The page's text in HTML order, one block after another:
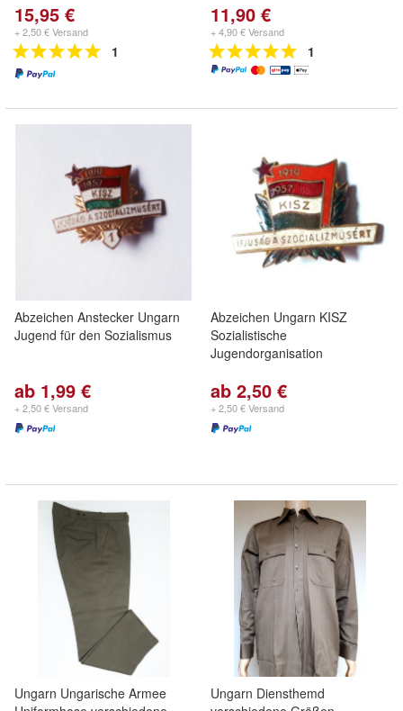
15,95 €
+ 2,50 € Versand
1
11,90 €
+ 4,90 € Versand
1
Abzeichen Anstecker Ungarn
Jugend für den Sozialismus
ab 1,99 €
+ 2,50 € Versand
Abzeichen Ungarn KISZ
Sozialistische
Jugendorganisation
ab 2,50 €
+ 2,50 € Versand
Ungarn Ungarische Armee
Ungarn Diensthemd